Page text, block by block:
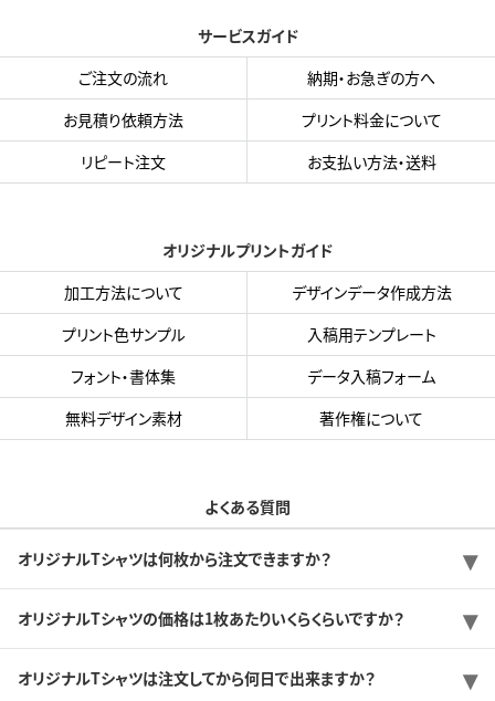
サービスガイド
ご注文の流れ
納期・お急ぎの方へ
お見積り依頼方法
プリント料金について
リピート注文
お支払い方法・送料
オリジナルプリントガイド
加工方法について
デザインデータ作成方法
プリント色サンプル
入稿用テンプレート
フォント・書体集
データ入稿フォーム
無料デザイン素材
著作権について
よくある質問
オリジナルTシャツは何枚から注文できますか？
オリジナルTシャツの価格は1枚あたりいくらくらいですか？
オリジナルTシャツは注文してから何日で出来ますか？